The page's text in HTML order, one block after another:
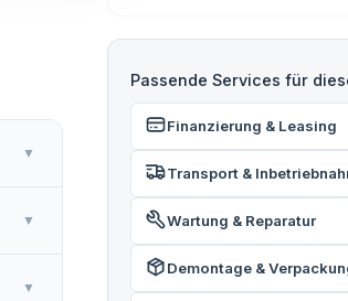
▼
▼
▼
Passende Services für
Finanzierung & Leasing
Transport &
Wartung & Reparatur
Demontage &